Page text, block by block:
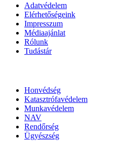
Adatvédelem
Elérhetőségeink
Impresszum
Médiaajánlat
Rólunk
Tudástár
Honvédség
Katasztrófavédelem
Munkavédelem
NAV
Rendőrség
Ügyészség